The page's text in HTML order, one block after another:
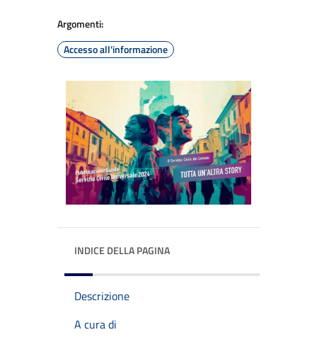
Argomenti:
Accesso all'informazione
INDICE DELLA PAGINA
Descrizione
A cura di